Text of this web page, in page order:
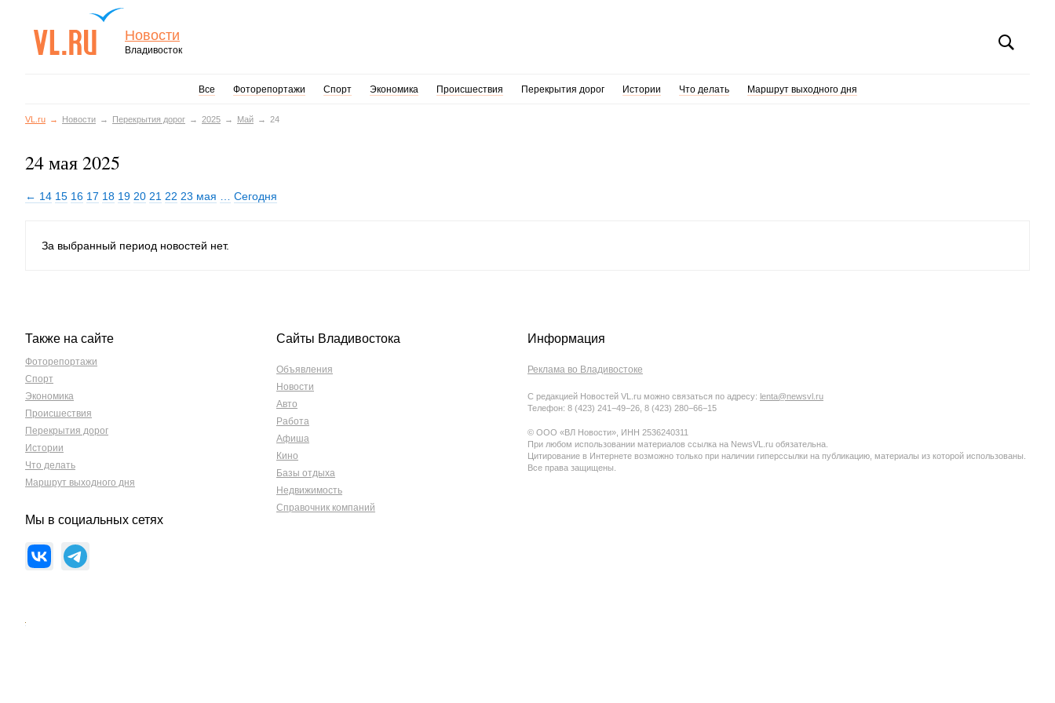
Новости
Владивосток
Все Фоторепортажи Спорт Экономика Происшествия Перекрытия дорог Истории Что делать Маршрут выходного дня
VL.ru Новости Перекрытия дорог 2025 Май 24
24 мая 2025
← 14 15 16 17 18 19 20 21 22 23 мая Сегодня
За выбранный период новостей нет.
Также на сайте
Фоторепортажи
Спорт
Экономика
Происшествия
Перекрытия дорог
Истории
Что делать
Маршрут выходного дня
Мы в социальных сетях
Сайты Владивостока
Объявления
Новости
Авто
Работа
Афиша
Кино
Базы отдыха
Недвижимость
Справочник компаний
Информация
Реклама во Владивостоке
С редакцией Новостей VL.ru можно связаться по адресу: lenta@newsvl.ru
Телефон: 8 (423) 241−49−26, 8 (423) 280−66−15
© ООО «ВЛ Новости», ИНН 2536240311
При любом использовании материалов ссылка на NewsVL.ru обязательна.
Цитирование в Интернете возможно только при наличии гиперссылки на публикацию, материалы из которой использованы.
Все права защищены.